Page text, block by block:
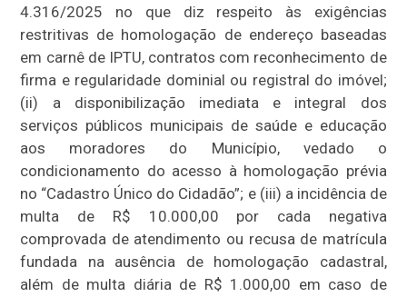
4.316/2025 no que diz respeito às exigências
restritivas de homologação de endereço baseadas
em carnê de IPTU, contratos com reconhecimento de
firma e regularidade dominial ou registral do imóvel;
(ii) a disponibilização imediata e integral dos
serviços públicos municipais de saúde e educação
aos moradores do Município, vedado o
condicionamento do acesso à homologação prévia
no “Cadastro Único do Cidadão”; e (iii) a incidência de
multa de R$ 10.000,00 por cada negativa
comprovada de atendimento ou recusa de matrícula
fundada na ausência de homologação cadastral,
além de multa diária de R$ 1.000,00 em caso de